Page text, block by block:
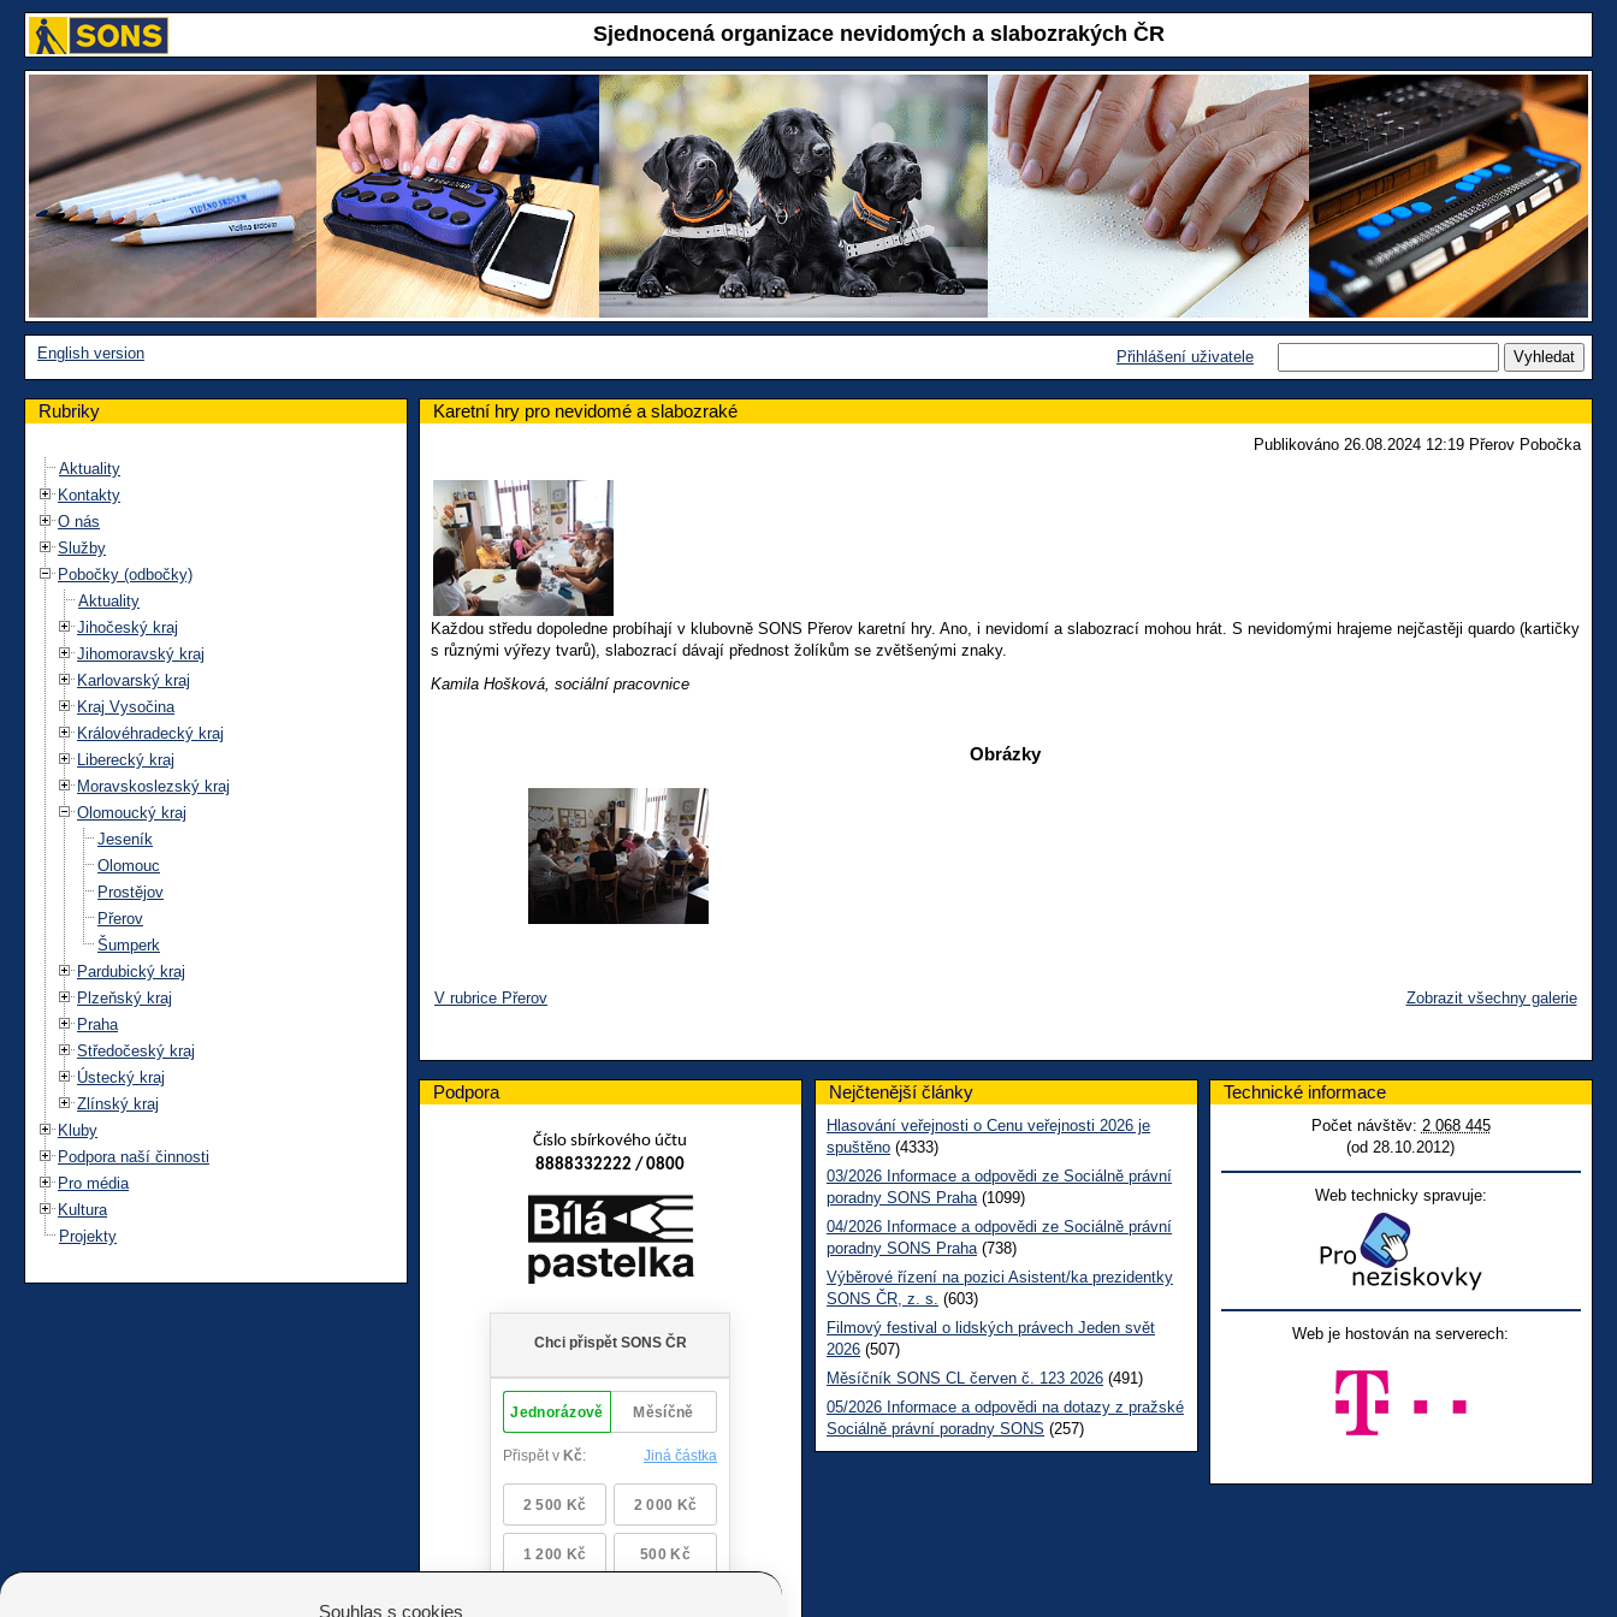
Sjednocená organizace nevidomých a slabozrakých ČR
English version Přihlášení uživatele
Rubriky
Aktuality
Kontakty
O nás
Služby
Pobočky (odbočky)
Aktuality
Jihočeský kraj
Jihomoravský kraj
Karlovarský kraj
Kraj Vysočina
Královéhradecký kraj
Liberecký kraj
Moravskoslezský kraj
Olomoucký kraj
Jeseník
Olomouc
Prostějov
Přerov
Šumperk
Pardubický kraj
Plzeňský kraj
Praha
Středočeský kraj
Ústecký kraj
Zlínský kraj
Kluby
Podpora naší činnosti
Pro média
Kultura
Projekty
Karetní hry pro nevidomé a slabozraké
Publikováno 26.08.2024 12:19 Přerov Pobočka
Každou středu dopoledne probíhají v klubovně SONS Přerov karetní hry. Ano, i nevidomí a slabozrací mohou hrát. S nevidomými hrajeme nejčastěji quardo (kartičky
s různými výřezy tvarů), slabozrací dávají přednost žolíkům se zvětšenými znaky.
Kamila Hošková, sociální pracovnice
Obrázky
V rubrice Přerov Zobrazit všechny galerie
Podpora
Číslo sbírkového účtu
8888332222 / 0800
Nejčtenější články
Hlasování veřejnosti o Cenu veřejnosti 2026 je
spuštěno (4333)
03/2026 Informace a odpovědi ze Sociálně právní
poradny SONS Praha (1099)
04/2026 Informace a odpovědi ze Sociálně právní
poradny SONS Praha (738)
Výběrové řízení na pozici Asistent/ka prezidentky
SONS ČR, z. s. (603)
Filmový festival o lidských právech Jeden svět
2026 (507)
Měsíčník SONS CL červen č. 123 2026 (491)
05/2026 Informace a odpovědi na dotazy z pražské
Sociálně právní poradny SONS (257)
Technické informace
Počet návštěv: 2 068 445
(od 28.10.2012)
Web technicky spravuje:
Web je hostován na serverech:
Souhlas s cookies